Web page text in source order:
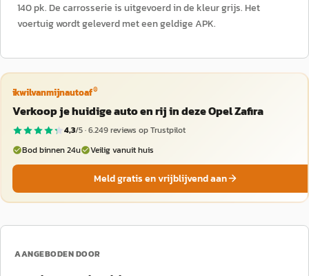
140 pk. De carrosserie is uitgevoerd in de kleur grijs. Het
voertuig wordt geleverd met een geldige APK.
ikwilvanmijnautoaf®
Verkoop je huidige auto en rij in deze Opel Zafira
4,3/5 ·6.249reviews op Trustpilot
Bod binnen 24u
Veilig vanuit huis
Meld gratis en vrijblijvend aan
AANGEBODEN DOOR